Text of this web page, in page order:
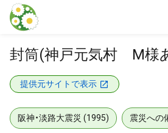
本文に飛ぶ
封筒(神戸元気村 M様
提供元サイトで表示
阪神・淡路大震災 (1995) 震災への